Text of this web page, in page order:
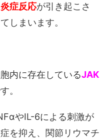
炎症反応が引き起こさ
しまいます。
内に存在しているJAK
。
やIL-6による刺激が
を抑え、関節リウマチ